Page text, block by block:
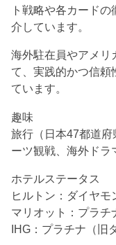
ト戦略や各カード
介しています。
海外駐在員やアメリ
て、実践的かつ信頼
ています。
趣味
旅行（日本47都道
ーツ観戦、海外ドラ
ホテルステータス
ヒルトン：ダイヤモ
マリオット：プラチ
IHG：プラチナ（旧